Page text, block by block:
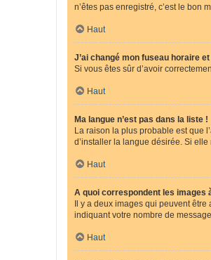
n’êtes pas enregistré, c’est le bon
Haut
J’ai changé mon fuseau horaire
Si vous êtes sûr d’avoir
Haut
Ma langue n’est pas dans la liste !
La raison la plus probable est que
d’installer la langue désirée. Si
Haut
A quoi correspondent les images
Il y a deux images qui peuvent
indiquant votre nombre de
Haut